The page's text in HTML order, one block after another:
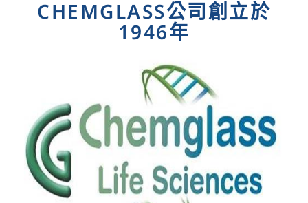
CHEMGLASS公司創立於
1946年